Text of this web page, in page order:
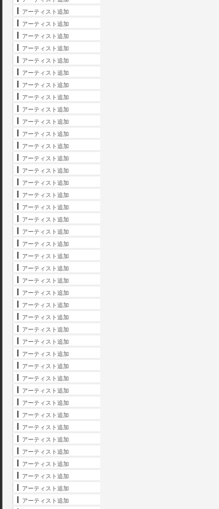
アーティスト追加
アーティスト追加
アーティスト追加
アーティスト追加
アーティスト追加
アーティスト追加
アーティスト追加
アーティスト追加
アーティスト追加
アーティスト追加
アーティスト追加
アーティスト追加
アーティスト追加
アーティスト追加
アーティスト追加
アーティスト追加
アーティスト追加
アーティスト追加
アーティスト追加
アーティスト追加
アーティスト追加
アーティスト追加
アーティスト追加
アーティスト追加
アーティスト追加
アーティスト追加
アーティスト追加
アーティスト追加
アーティスト追加
アーティスト追加
アーティスト追加
アーティスト追加
アーティスト追加
アーティスト追加
アーティスト追加
アーティスト追加
アーティスト追加
アーティスト追加
アーティスト追加
アーティスト追加
アーティスト追加